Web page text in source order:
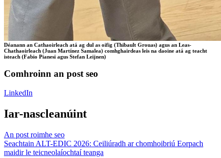
Déanann an Cathaoirleach atá ag dul as oifig (Thibault Grouas) agus an Leas-
Chathaoirleach (Juan Martínez Samalea) comhghairdeas leis na daoine atá ag teacht
isteach (Fabio Pianesi agus Stefan Leijnen)
Comhroinn an post seo
LinkedIn
Iar-nascleanúint
An post roimhe seo
Seachtain ALT-EDIC 2026: Ceiliúradh ar chomhoibriú Eorpach
maidir le teicneolaíochtaí teanga